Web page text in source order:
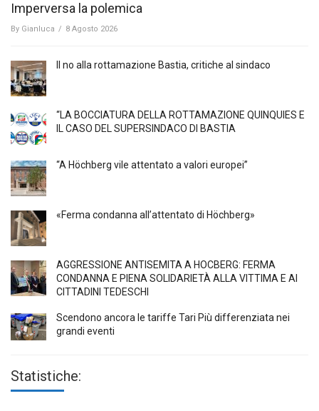
Imperversa la polemica
By Gianluca / 8 Agosto 2026
Il no alla rottamazione Bastia, critiche al sindaco
“LA BOCCIATURA DELLA ROTTAMAZIONE QUINQUIES E
IL CASO DEL SUPERSINDACO DI BASTIA
“A Höchberg vile attentato a valori europei”
«Ferma condanna all’attentato di Höchberg»
AGGRESSIONE ANTISEMITA A HÖCBERG: FERMA
CONDANNA E PIENA SOLIDARIETÀ ALLA VITTIMA E AI
CITTADINI TEDESCHI
Scendono ancora le tariffe Tari Più differenziata nei
grandi eventi
Statistiche: